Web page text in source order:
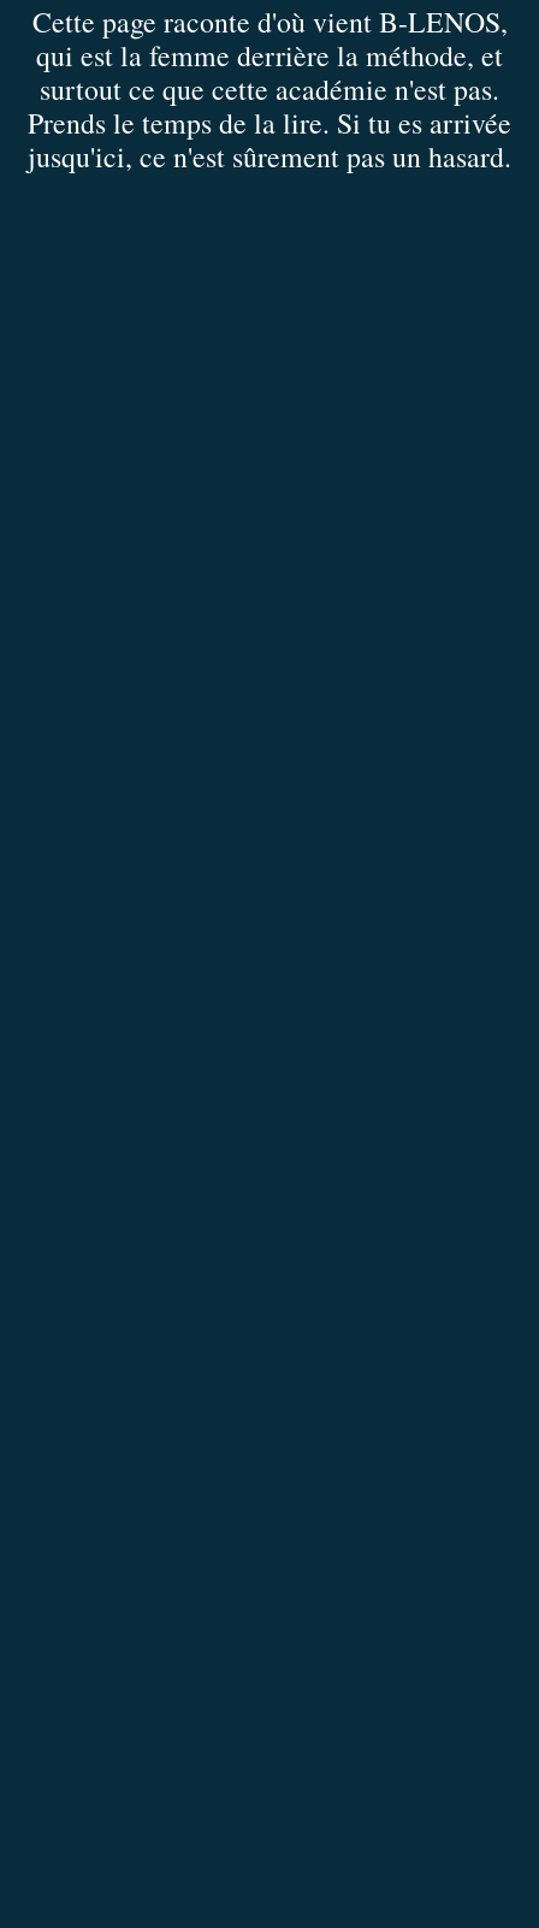
Cette page raconte d'où vient B-LENOS,
qui est la femme derrière la méthode, et
surtout ce que cette académie n'est pas.
Prends le temps de la lire. Si tu es arrivée
jusqu'ici, ce n'est sûrement pas un hasard.